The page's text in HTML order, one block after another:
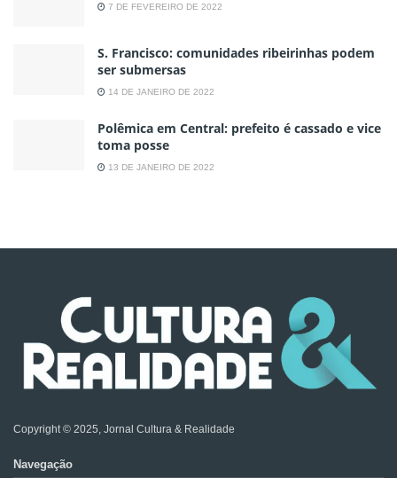
7 DE FEVEREIRO DE 2022
S. Francisco: comunidades ribeirinhas podem
ser submersas
14 DE JANEIRO DE 2022
Polêmica em Central: prefeito é cassado e vice
toma posse
13 DE JANEIRO DE 2022
Copyright © 2025, Jornal Cultura & Realidade
Navegação